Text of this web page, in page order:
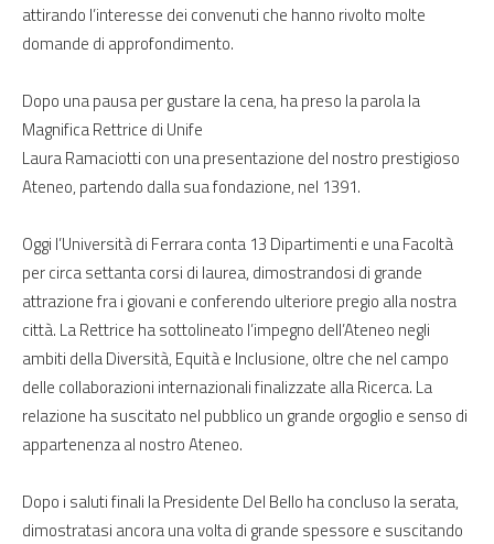
attirando l’interesse dei convenuti che hanno rivolto molte
domande di approfondimento.
Dopo una pausa per gustare la cena, ha preso la parola la
Magnifica Rettrice di Unife
Laura Ramaciotti con una presentazione del nostro prestigioso
Ateneo, partendo dalla sua fondazione, nel 1391.
Oggi l’Università di Ferrara conta 13 Dipartimenti e una Facoltà
per circa settanta corsi di laurea, dimostrandosi di grande
attrazione fra i giovani e conferendo ulteriore pregio alla nostra
città. La Rettrice ha sottolineato l’impegno dell’Ateneo negli
ambiti della Diversità, Equità e Inclusione, oltre che nel campo
delle collaborazioni internazionali finalizzate alla Ricerca. La
relazione ha suscitato nel pubblico un grande orgoglio e senso di
appartenenza al nostro Ateneo.
Dopo i saluti finali la Presidente Del Bello ha concluso la serata,
dimostratasi ancora una volta di grande spessore e suscitando